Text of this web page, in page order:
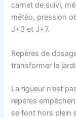
carnet de suivi,
météo, pression
J+3 et J+7.
Repères de
transformer le
La rigueur n’est
repères
se font hors plein